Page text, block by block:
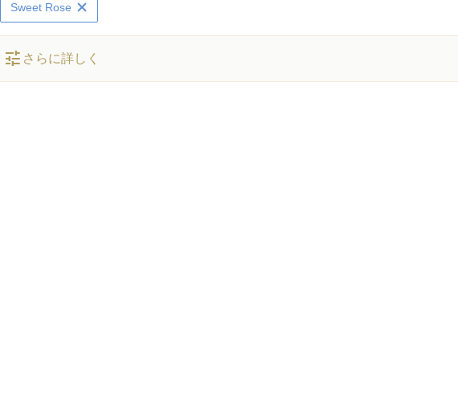
Sweet Rose
tune さらに詳しく